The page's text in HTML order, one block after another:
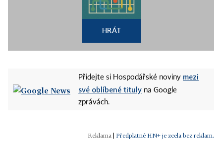
HRÁT
Přidejte si Hospodářské noviny mezi
své oblíbené tituly na Google
zprávách.
Předplatné HN+ je zcela bez reklam.